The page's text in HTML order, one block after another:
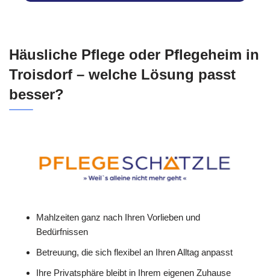
Häusliche Pflege oder Pflegeheim in
Troisdorf – welche Lösung passt
besser?
Mahlzeiten ganz nach Ihren Vorlieben und
Bedürfnissen
Betreuung, die sich flexibel an Ihren Alltag anpasst
Ihre Privatsphäre bleibt in Ihrem eigenen Zuhause